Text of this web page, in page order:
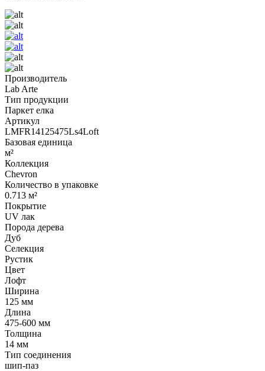
Производитель
Lab Arte
Тип продукции
Паркет елка
Артикул
LMFR14125475Ls4Loft
Базовая единица
м²
Коллекция
Chevron
Количество в упаковке
0.713 м²
Покрытие
UV лак
Порода дерева
Дуб
Селекция
Рустик
Цвет
Лофт
Ширина
125 мм
Длина
475-600 мм
Толщина
14 мм
Тип соединения
шип-паз